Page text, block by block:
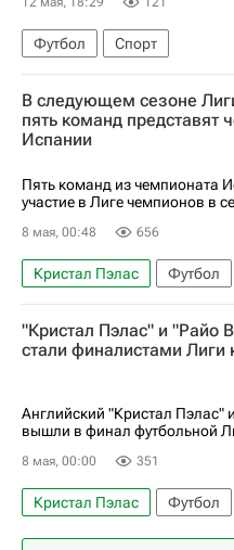
Футбол
Спорт
АПЛ 2026-2027 (Чемпионат
Бен Уайт
Арсенал
Вест Хэм (до 21 года)
Лига чемпионов УЕФА
В следующем сезоне
пять команд представят
Испании
Пять команд из чемпионата
участие в Лиге чемпионов в
8 мая, 00:48 656
Кристал Пэлас Футбол
Райо Вальекано
АПЛ 2026-2027 (Чемпионат
"Кристал Пэлас" и "Райо
стали финалистами Лиги
Английский "Кристал Пэлас"
вышли в финал футбольной
8 мая, 00:00 351
Кристал Пэлас Футбол
Исмаила Сарр
Райо